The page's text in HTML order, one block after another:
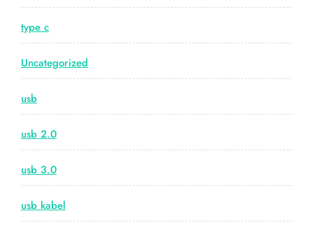
type c
Uncategorized
usb
usb 2.0
usb 3.0
usb kabel